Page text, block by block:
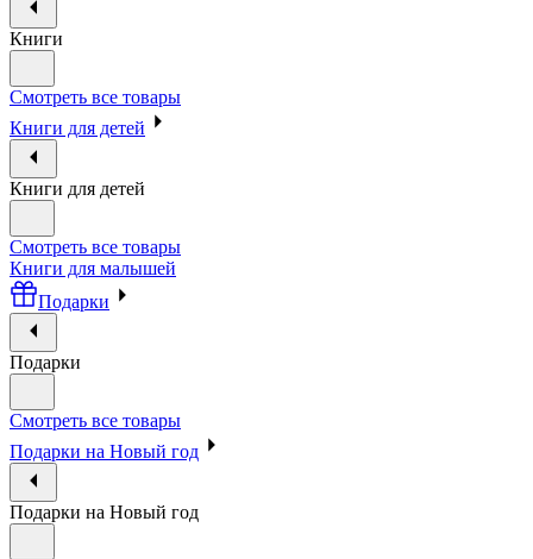
Книги
Смотреть все товары
Книги для детей
Книги для детей
Смотреть все товары
Книги для малышей
Подарки
Подарки
Смотреть все товары
Подарки на Новый год
Подарки на Новый год